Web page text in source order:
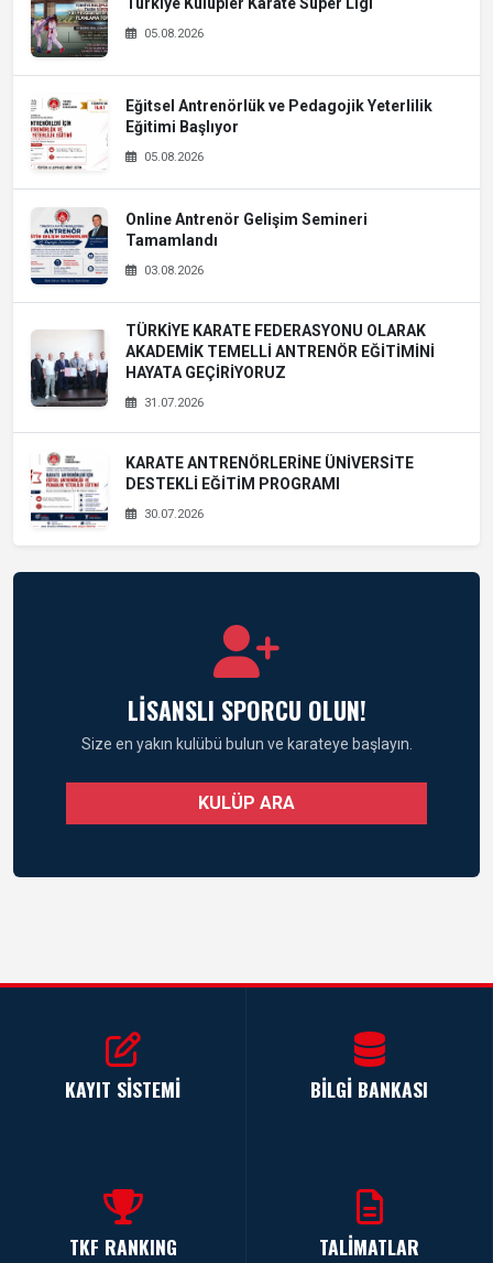
05.08.2026
Eğitsel Antrenörlük ve Pedagojik Yeterlilik
Eğitimi Başlıyor
05.08.2026
Online Antrenör Gelişim Semineri
Tamamlandı
03.08.2026
TÜRKİYE KARATE FEDERASYONU OLARAK
AKADEMİK TEMELLİ ANTRENÖR EĞİTİMİNİ
HAYATA GEÇİRİYORUZ
31.07.2026
KARATE ANTRENÖRLERİNE ÜNİVERSİTE
DESTEKLİ EĞİTİM PROGRAMI
30.07.2026
LİSANSLI SPORCU OLUN!
Size en yakın kulübü bulun ve karateye başlayın.
KULÜP ARA
KAYIT SİSTEMİ BİLGİ BANKASI
TKF RANKING TALİMATLAR